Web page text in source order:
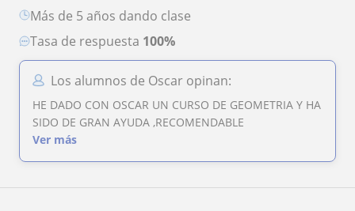
más de 5 años dando clase
Tasa de respuesta 100%
Los alumnos de Oscar opinan:
HE DADO CON OSCAR UN CURSO DE GEOMETRIA Y HA
SIDO DE GRAN AYUDA ,RECOMENDABLE
Ver más